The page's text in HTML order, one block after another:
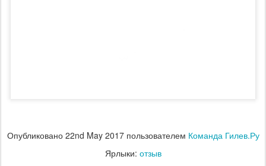
Опубликовано 22nd May 2017пользователем Команда Гилев.Ру
Ярлыки: отзыв